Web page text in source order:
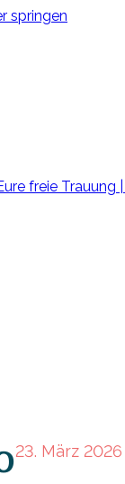
springen
23. März 2026